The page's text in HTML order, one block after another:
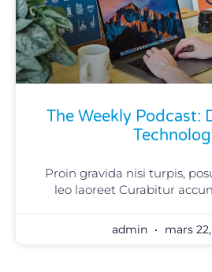
The Weekly Podcast:
Proin gravida nisi turpis,
leo laoreet Curabitur
admin mars